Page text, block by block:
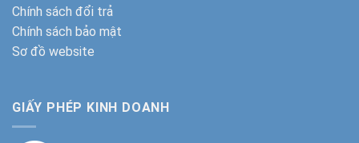
Chính sách đổi trả
Chính sách bảo mật
Sơ đồ website
GIẤY PHÉP KINH DOANH